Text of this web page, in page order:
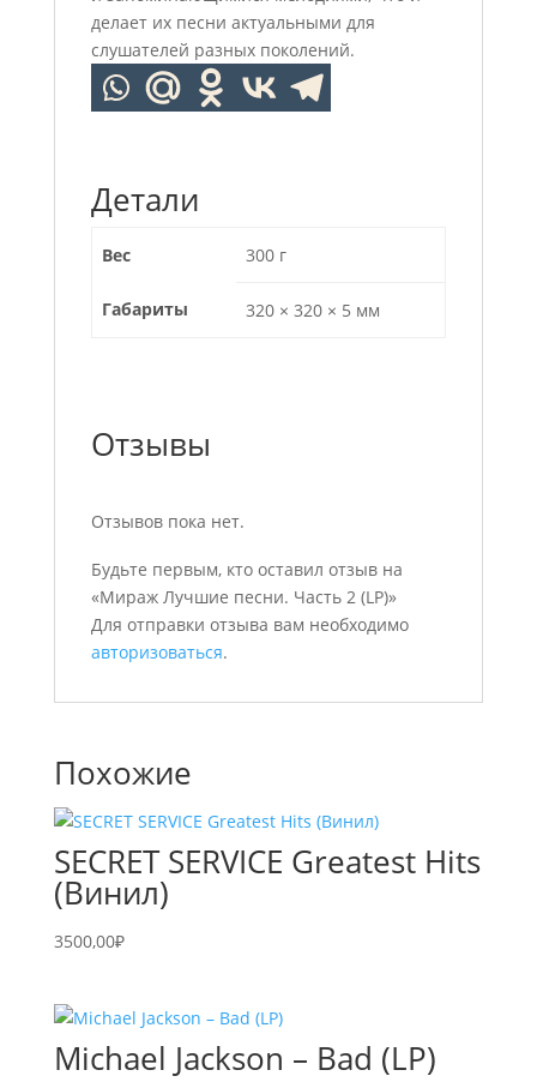
делает их песни актуальными для
слушателей разных поколений.
Детали
Вес 300 г
Габариты 320 × 320 × 5 мм
Отзывы
Отзывов пока нет.
Будьте первым, кто оставил отзыв на
«Мираж Лучшие песни. Часть 2 (LP)»
Для отправки отзыва вам необходимо
авторизоваться.
Похожие
SECRET SERVICE Greatest Hits
(Винил)
3500,00₽
Michael Jackson – Bad (LP)